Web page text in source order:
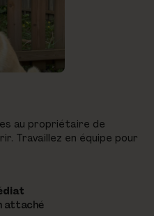
au propriétaire de
Travaillez en équipe pour
attaché